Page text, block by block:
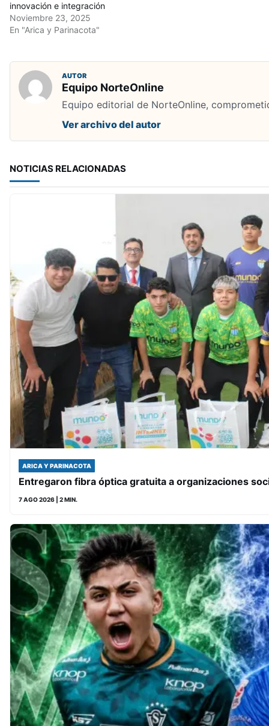
innovación e integración
Noviembre 23, 2025
En "Arica y Parinacota"
AUTOR
Equipo NorteOnline
Equipo editorial de NorteOnline,
Ver archivo del autor
NOTICIAS RELACIONADAS
ARICA Y PARINACOTA
Entregaron fibra óptica gratuita a organizaciones
7 AGO 2026 | 2 MIN.